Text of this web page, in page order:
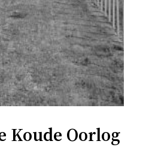
Koude Oorlog